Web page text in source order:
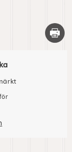
Skriv